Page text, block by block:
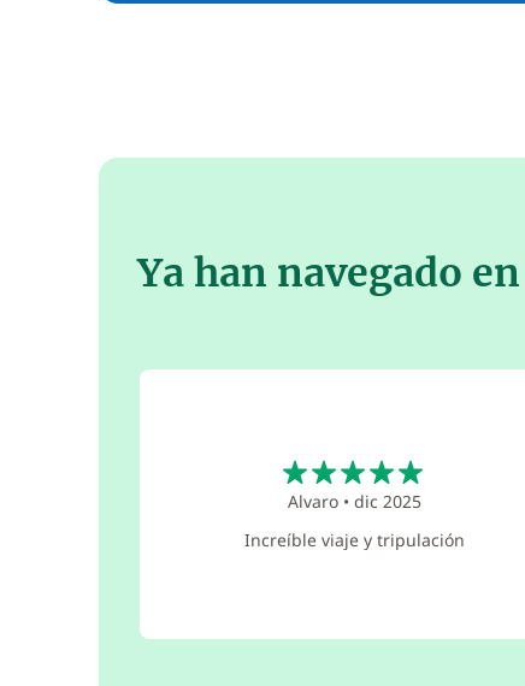
Ya han navegado
Alvaro •dic 2025
Increíble viaje y tripulación